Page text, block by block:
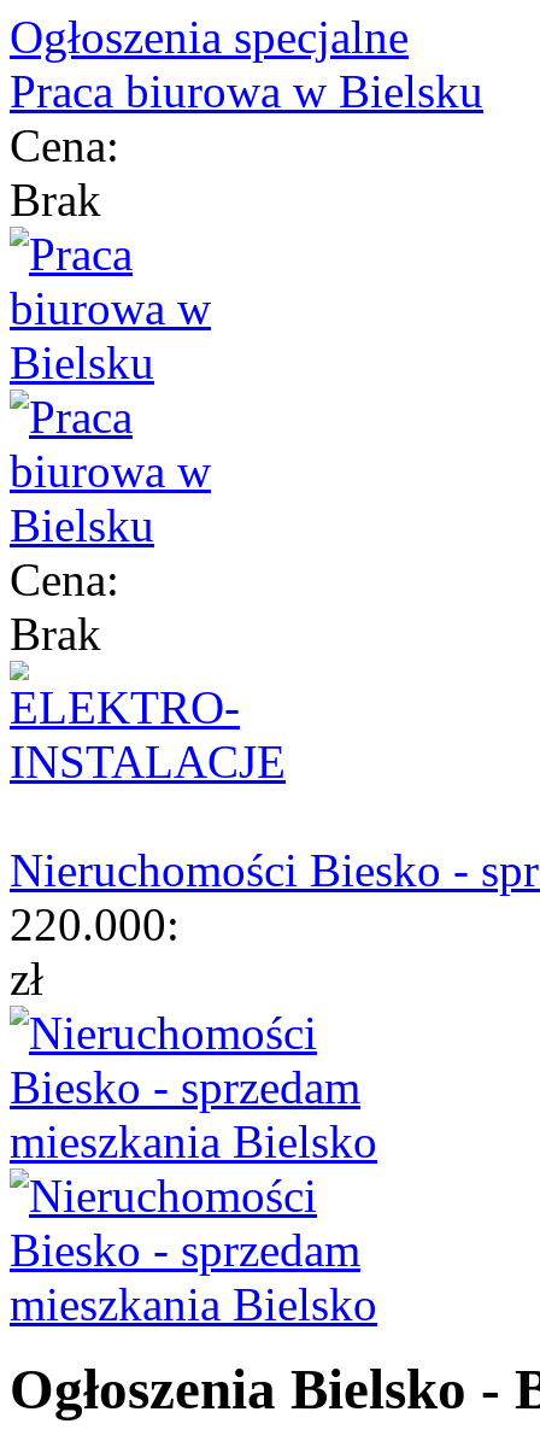
Ogłoszenia specjalne
Praca biurowa w Bielsku
Cena:
Brak
Cena:
Brak
Nieruchomości Biesko -
220.000:
zł
Ogłoszenia Bielsko -